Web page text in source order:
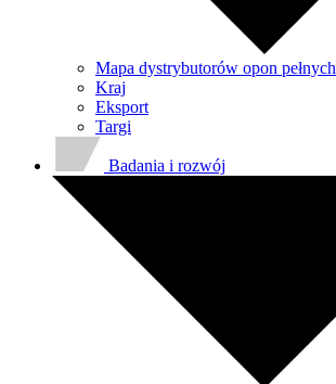
Mapa dystrybutorów opon pełnych
Kraj
Eksport
Targi
Badania i rozwój